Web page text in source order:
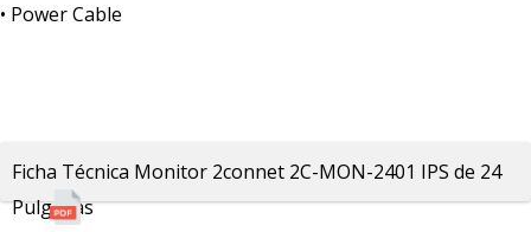
• Power Cable
Ficha Técnica Monitor 2connet 2C-MON-2401 IPS de 24
Pulgadas